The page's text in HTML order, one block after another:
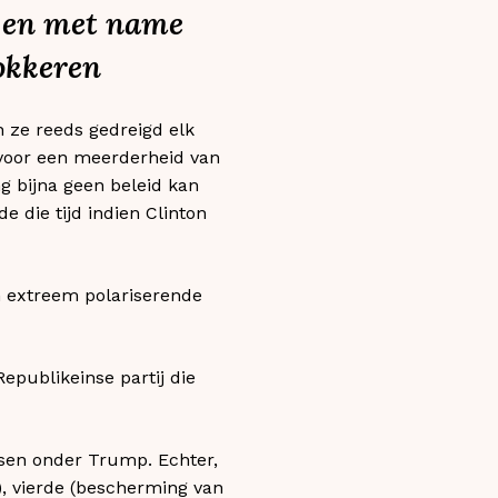
met name
ze reeds gedreigd elk
een meerderheid van
bijna geen beleid kan
die tijd indien Clinton
polariserende
partij die
onder Trump. Echter,
vierde (bescherming van